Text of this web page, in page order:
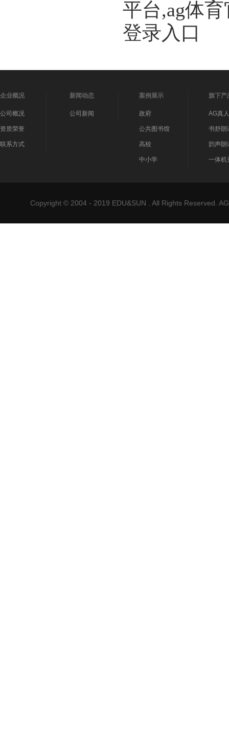
平台,ag体
登录入口
企业概况
公司概况
资质荣誉
联系方式
新闻动态
公司新闻
案例展示
政府
公共图书馆
高校
中小学
旗下产
AG真
书舒朗
韵声朗
一体机
Copyright © 2004 - 2019 EDU&SUN . All Rights Reserved.